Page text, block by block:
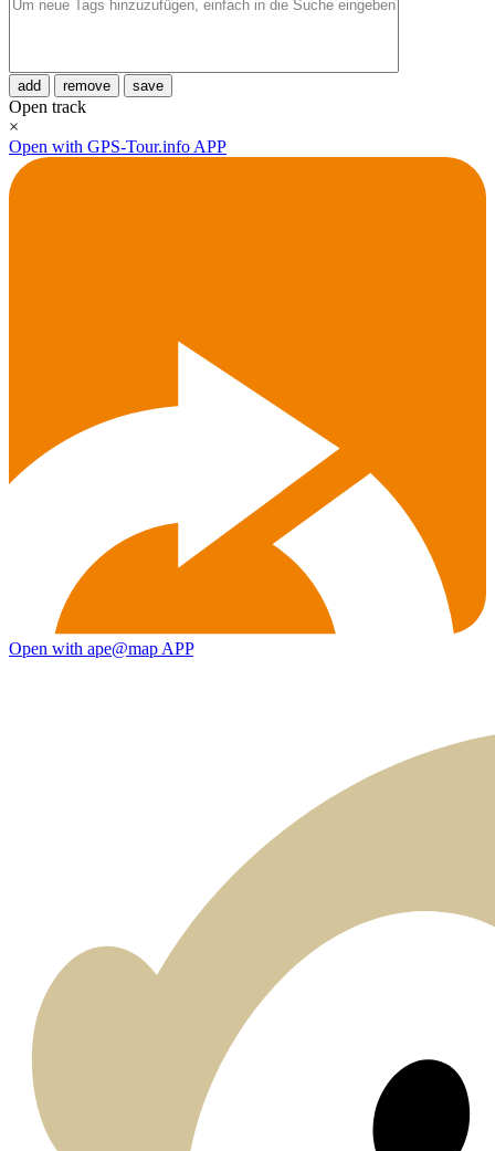
add remove save
Open track
×
Open with GPS-Tour.info APP
Open with ape@map APP